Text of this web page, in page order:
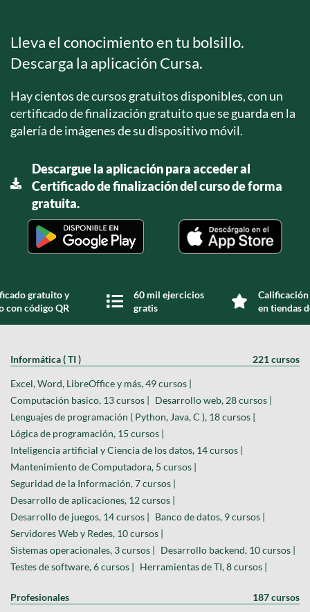
Lleva el conocimiento en tu bolsillo.
Descarga la aplicación Cursa.
Hay cientos de cursos gratuitos disponibles, con un
certificado de finalización gratuito que se guarda en la
galería de imágenes de su dispositivo móvil.
Descargue la aplicación para acceder al
Certificado de finalización del curso de forma
gratuita.
gratuito y
con código QR
60 mil ejercicios
gratis
en tiendas
Informática ( TI ) 221 cursos
Excel, Word, LibreOffice y más, 49 cursos |
Computación basico, 13 cursos | Desarrollo web, 28 cursos |
Lenguajes de programación ( Python, Java, C ), 18 cursos |
Lógica de programación, 15 cursos |
Inteligencia artificial y Ciencia de los datos, 14 cursos |
Mantenimiento de Computadora, 5 cursos |
Seguridad de la Información, 7 cursos |
Desarrollo de aplicaciones, 12 cursos |
Desarrollo de juegos, 14 cursos | Banco de datos, 9 cursos |
Servidores Web y Redes, 10 cursos |
Sistemas operacionales, 3 cursos | Desarrollo backend, 10 cursos |
Testes de software, 6 cursos | Herramientas de TI, 8 cursos |
Profesionales 187 cursos